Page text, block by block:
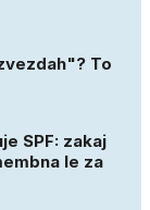
To
SPF: zakaj
le za